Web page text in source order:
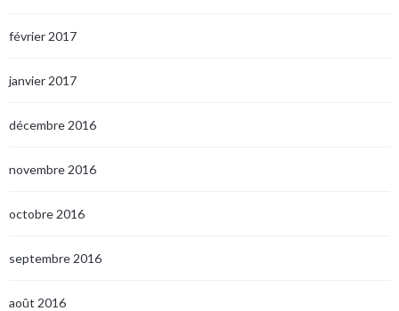
février 2017
janvier 2017
décembre 2016
novembre 2016
octobre 2016
septembre 2016
août 2016